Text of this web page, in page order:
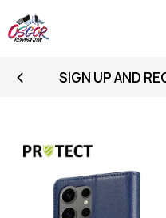
SIGN UP AND